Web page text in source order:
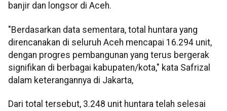
banjir dan longsor di Aceh.
"Berdasarkan data sementara, total huntara yang
direncanakan di seluruh Aceh mencapai 16.294 unit,
dengan progres pembangunan yang terus bergerak
signifikan di berbagai kabupaten/kota," kata Safrizal
dalam keterangannya di Jakarta,
Dari total tersebut, 3.248 unit huntara telah selesai